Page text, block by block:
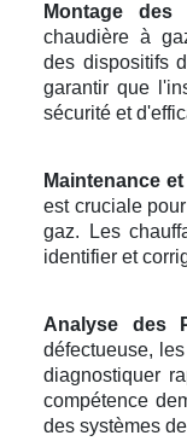
Montage des
chaudière à
des dispositifs
garantir que
sécurité et
Maintenance
est cruciale
gaz. Les
identifier et
Analyse des
défectueuse,
diagnostiquer
compétence
des systèmes